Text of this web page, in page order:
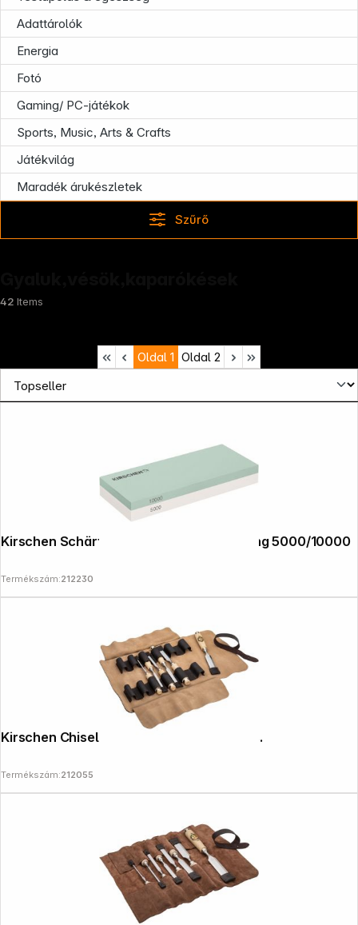
Adattárolók
Energia
Fotó
Gaming/ PC-játékok
Sports, Music, Arts & Crafts
Játékvilág
Maradék árukészletek
Szűrő
42 Items
Oldal1 Oldal 2
Kirschen Schärf- und Abziehstein Körnung 5000/10000
Termékszám:212230
Kirschen Chisel set in leather case, 6 pcs.
Termékszám:212055